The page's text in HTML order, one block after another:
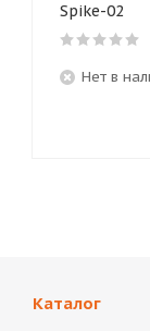
Spike-02
Нет в
Каталог